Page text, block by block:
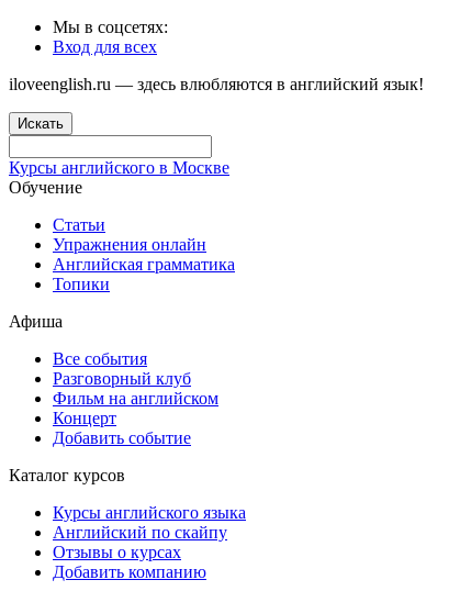
Мы в соцсетях:
Вход для всех
iloveenglish.ru — здесь влюбляются в английский язык!
Искать
Курсы английского в Москве
Обучение
Статьи
Упражнения онлайн
Английская грамматика
Топики
Афиша
Все события
Разговорный клуб
Фильм на английском
Концерт
Добавить событие
Каталог курсов
Курсы английского языка
Английский по скайпу
Отзывы о курсах
Добавить компанию